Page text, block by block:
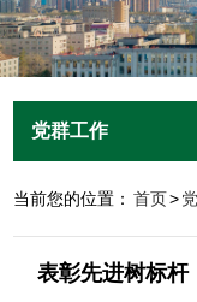
党群工作
当前您的位置： 首页>
表彰先进树标杆